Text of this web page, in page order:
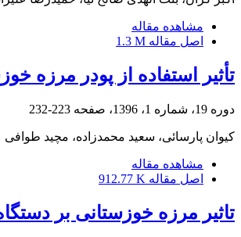
مشاهده مقاله
اصل مقاله 1.3 M
تأثیر استفاده از پودر
دوره 19، شماره 1، 1396، صفحه 223-232
کیوان پارسائی، سعید محمدزاده، مچید طوافی
مشاهده مقاله
اصل مقاله 912.77 K
تاثیر مرزه خوزستانی بر